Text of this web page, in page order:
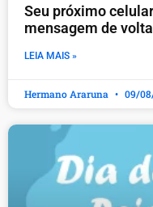
Seu próximo
mensagem de volta
LEIA MAIS »
Hermano Araruna 09/